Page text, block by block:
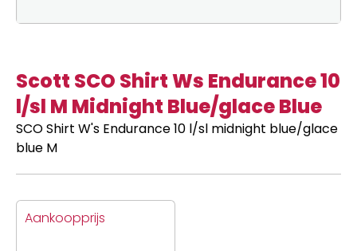
Scott SCO Shirt Ws Endurance 10
l/sl M Midnight Blue/glace Blue
SCO Shirt W's Endurance 10 l/sl midnight blue/glace
blue M
Aankoopprijs